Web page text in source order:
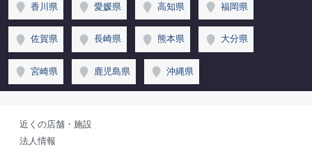
香川県 愛媛県 高知県 福岡県
佐賀県 長崎県 熊本県 大分県
宮崎県 鹿児島県 沖縄県
近くの店舗・施設
法人情報